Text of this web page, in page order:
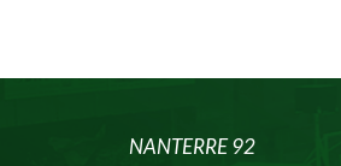
NANTERRE 92